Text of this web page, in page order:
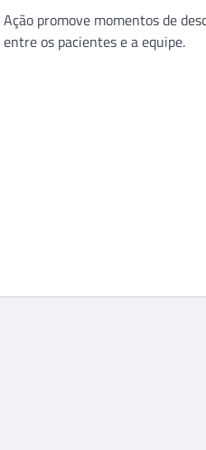
Ação promove momentos de
entre os pacientes e a equipe.